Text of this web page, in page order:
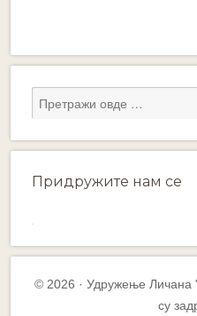
Придружите нам се
© 2026 · Удружење Личана
су